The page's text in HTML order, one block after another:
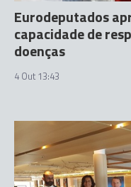
Eurodeputados
capacidade de
doenças
4 Out 13:43